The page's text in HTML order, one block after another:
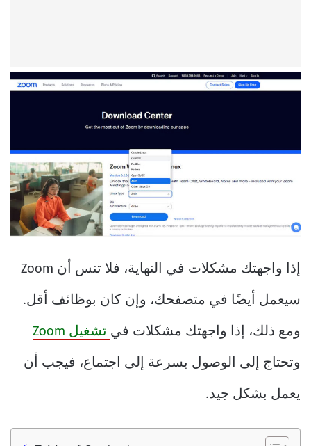
إذا واجهتك مشكلات في النهاية، فلا تنس أن Zoom
سيعمل أيضًا في متصفحك، وإن كان بوظائف أقل.
ومع ذلك، إذا واجهتك مشكلات في تشغيل Zoom
وتحتاج إلى الوصول بسرعة إلى اجتماع، فيجب أن
يعمل بشكل جيد.